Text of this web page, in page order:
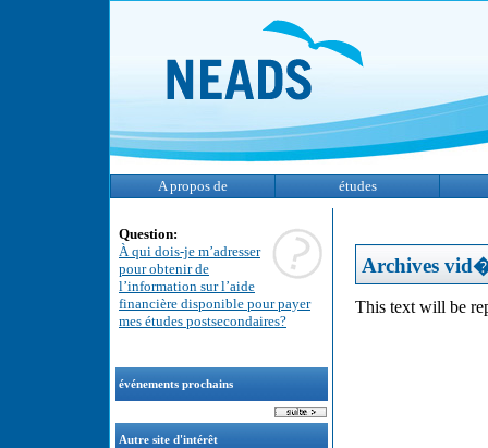
A propos de études
Question:
À qui dois-je m’adresser
pour obtenir de
l’information sur l’aide
financière disponible pour payer
mes études postsecondaires?
événements prochains
Autre site d'intérêt
Archives
This text will be